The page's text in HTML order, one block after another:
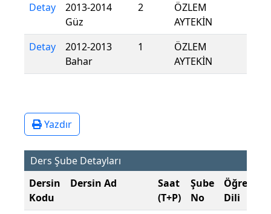
Detay
2013-2014
Güz
2
ÖZLEM
AYTEKİN
Detay
2012-2013
Bahar
1
ÖZLEM
AYTEKİN
Yazdır
Ders Şube Detayları
Dersin
Kodu
Dersin Ad
Saat
(T+P)
Şube
No
Öğretim
Dili